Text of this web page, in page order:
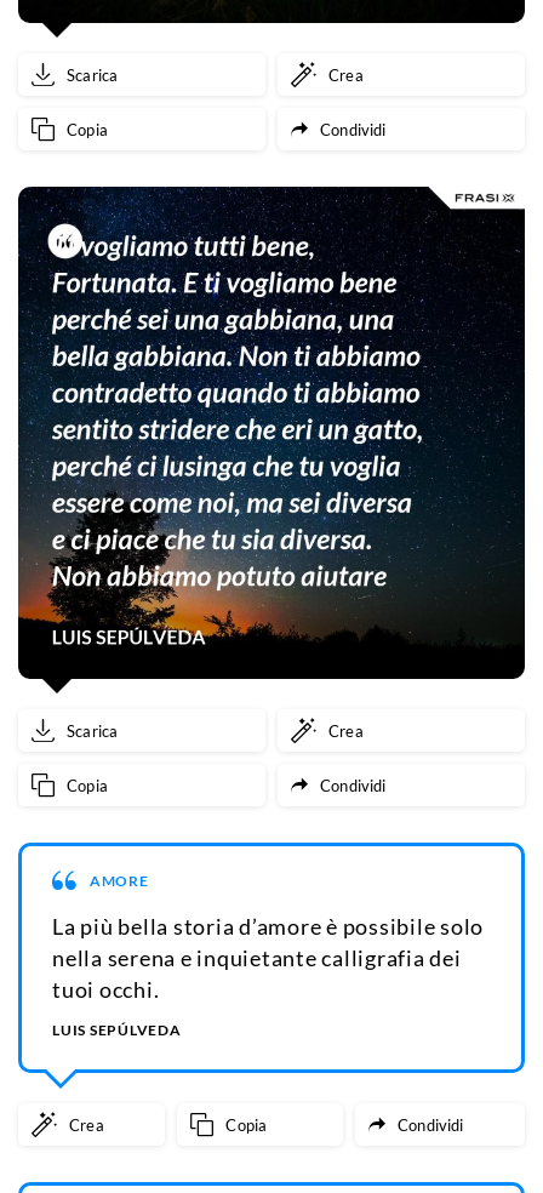
Scarica Crea
Copia Condividi
Scarica Crea
Copia Condividi
AMORE
La più bella storia d’amore è possibile solo
nella serena e inquietante calligrafia dei
tuoi occhi.
LUIS SEPÚLVEDA
Crea Copia Condividi